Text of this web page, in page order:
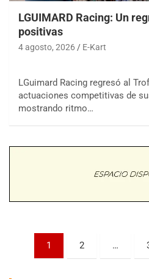
LGUIMARD Racing: Un
positivas
4 agosto, 2026 E-Kart
LGuimard Racing regresó al
actuaciones competitivas de
mostrando ritmo…
Paginación
1 2 …
COBERTURA ESPECIAL DE E-
08/09-AGO
Trenque Lauquen (Buenos Aires)
Villaguay (Entre Ríos)